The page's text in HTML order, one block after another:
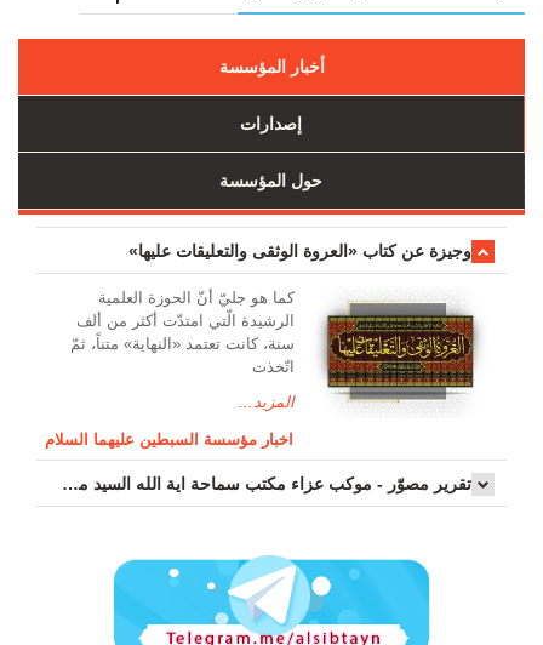
أخبار المؤسسة
إصدارات
حول المؤسسة
وجیزة عن کتاب «العروة الوثقی والتعلیقات علیها»
کما هو جليّ أنّ الحوزة العلمیة
الرشیدة الّتي امتدّت أكثر من ألف
سنة، كانت تعتمد «النهاية» متناً، ثمّ
اتّخذت
المزيد...
اخبار مؤسسة السبطين عليهما السلام
تقرير مصوّر - موكب عزاء مکتب سماحة اية الله السيد مرتضى الموسوي الاصفهاني في يوم إستشهاد السيدة فاطم...